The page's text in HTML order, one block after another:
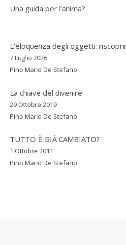
Una guida per l’anima?
L'eloquenza degli oggetti:
7 Luglio 2026
Pino Mario De Stefano
La chiave del divenire
29 Ottobre 2019
Pino Mario De Stefano
TUTTO È GIÀ CAMBIATO?
1 Ottobre 2011
Pino Mario De Stefano